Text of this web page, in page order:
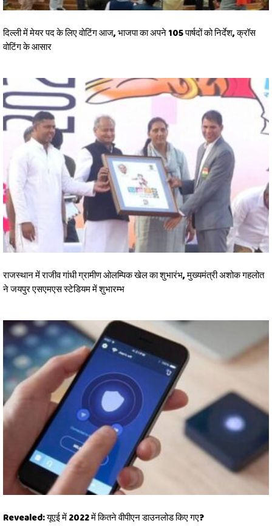
दिल्ली में मेयर पद के लिए वोटिंग आज, भाजपा का अपने 105 पार्षदों को निर्देश, क्रॉस
वोटिंग के आसार
राजस्थान में राजीव गांधी ग्रामीण ओलम्पिक खेल का शुभारंभ, मुख्यमंत्री अशोक गहलोत
ने जयपुर एसएमएस स्टेडियम में शुभारम्भ
Revealed: यूएई में 2022 में कितने वीपीएन डाउनलोड किए गए?